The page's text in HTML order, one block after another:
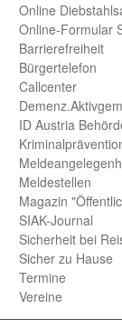
Online
Online-Formular
Barriere­freiheit
Bürger­telefon
Call­center
ID Austria
Meld­estellen
Magazin
SIAK-Journal
Sicherheit bei
Sicher zu Hause
Termine
Vereine